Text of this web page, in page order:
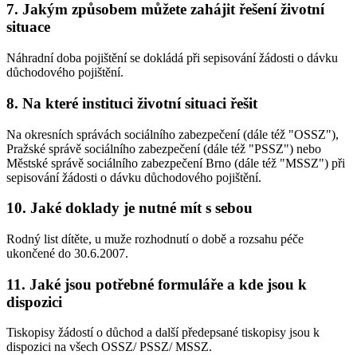
7. Jakým způsobem můžete zahájit řešení životní
situace
Náhradní doba pojištění se dokládá při sepisování žádosti o dávku
důchodového pojištění.
8. Na které instituci životní situaci řešit
Na okresních správách sociálního zabezpečení (dále též "OSSZ"),
Pražské správě sociálního zabezpečení (dále též "PSSZ") nebo
Městské správě sociálního zabezpečení Brno (dále též "MSSZ") při
sepisování žádosti o dávku důchodového pojištění.
10. Jaké doklady je nutné mít s sebou
Rodný list dítěte, u muže rozhodnutí o době a rozsahu péče
ukončené do 30.6.2007.
11. Jaké jsou potřebné formuláře a kde jsou k
dispozici
Tiskopisy žádostí o důchod a další předepsané tiskopisy jsou k
dispozici na všech OSSZ/ PSSZ/ MSSZ.